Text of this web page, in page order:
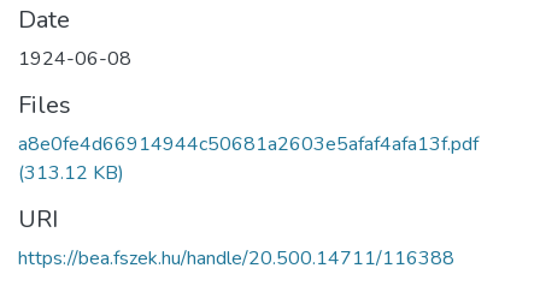
Date
1924-06-08
Files
a8e0fe4d66914944c50681a2603e5afaf4afa13f.pdf
(313.12 KB)
URI
https://bea.fszek.hu/handle/20.500.14711/116388